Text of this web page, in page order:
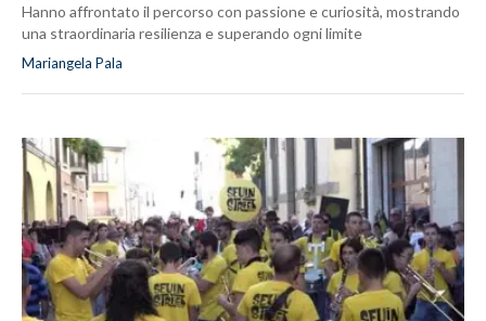
Hanno affrontato il percorso con passione e curiosità, mostrando
una straordinaria resilienza e superando ogni limite
Mariangela Pala